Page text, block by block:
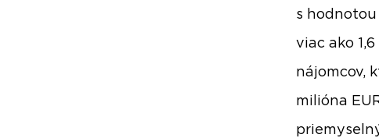
s hodnotou
viac ako
nájomcov,
milióna